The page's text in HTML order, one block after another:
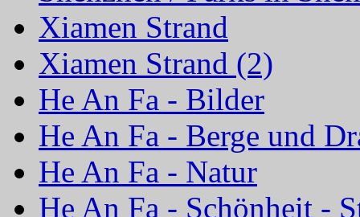
Xiamen Strand
Xiamen Strand (2)
He An Fa - Bilder
He An Fa - Berge und
He An Fa - Natur
He An Fa - Schönheit -